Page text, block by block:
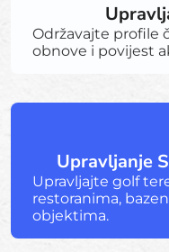
Održavajte profile
obnove i povijest
Upravljanje
Upravljajte golf
restoranima,
objektima.